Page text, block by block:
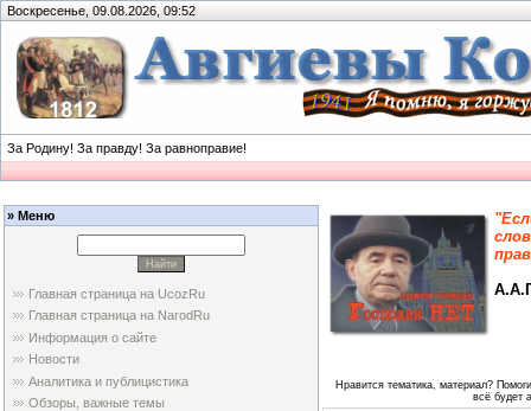
Воскресенье, 09.08.2026, 09:52
За Родину! За правду! За равноправие!
» Меню
Главная страница на UcozRu
Главная страница на NarodRu
Информация о сайте
Новости
Аналитика и публицистика
Обзоры, важные темы
Нравится тематика, материал?
всё будет